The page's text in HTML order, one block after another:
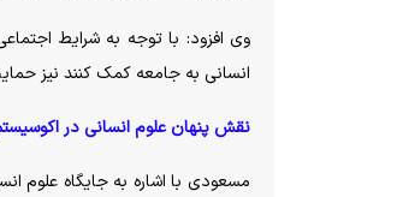
وی افزود: با توجه به شرایط
انسانی به جامعه کمک کنند نیز
نقش پنهان علوم انسانی در
مسعودی با اشاره به جایگاه علوم